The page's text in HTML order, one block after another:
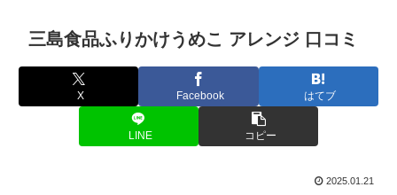
三島食品ふりかけうめこ アレンジ 口コミ
X Facebook はてブ
LINE コピー
2025.01.21